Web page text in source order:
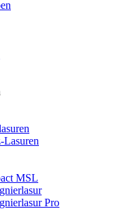
Lasuren
MSL
Pro